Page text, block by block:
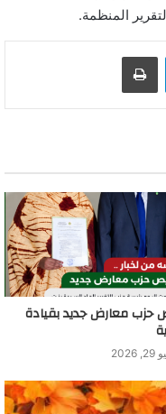
المنظمة.
حزب معارض جديد بقيادة